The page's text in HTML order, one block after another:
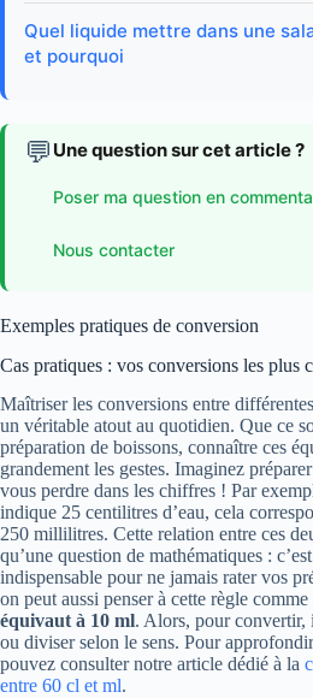
Quel liquide mettre dans une
et pourquoi
💬 Une question sur cet article ?
Poser ma question en
Nous contacter
Exemples pratiques de conversion
Cas pratiques : vos conversions les plus
Maîtriser les conversions entre
un véritable atout au quotidien. Que ce
préparation de boissons, connaître ces
grandement les gestes. Imaginez
vous perdre dans les chiffres ! Par
indique 25 centilitres d’eau, cela
250 millilitres. Cette relation entre ces
qu’une question de mathématiques :
indispensable pour ne jamais rater vos
on peut aussi penser à cette règle
équivaut à 10 ml. Alors, pour
ou diviser selon le sens. Pour
pouvez consulter notre article dédié à la
entre 60 cl et ml.